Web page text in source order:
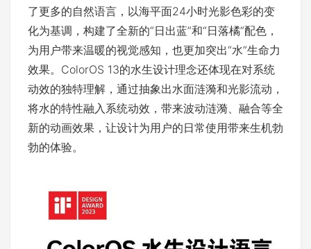
了更多的自然语言，以海平面24小时光影色彩的变
化为基调，构建了全新的“日出蓝”和“日落橘”配色，
为用户带来温暖的视觉感知，也更加突出“水”生命力
效果。ColorOS 13的水生设计理念还体现在对系统
动效的独特理解，通过抽象出水面涟漪和光影流动，
将水的特性融入系统动效，带来波动涟漪、融合等全
新的动画效果，让设计为用户的日常使用带来生机勃
勃的体验。